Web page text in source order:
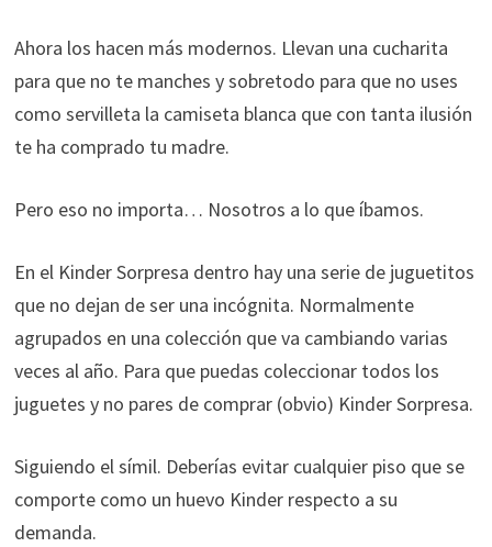
Ahora los hacen más modernos. Llevan una cucharita
para que no te manches y sobretodo para que no uses
como servilleta la camiseta blanca que con tanta ilusión
te ha comprado tu madre.
Pero eso no importa… Nosotros a lo que íbamos.
En el Kinder Sorpresa dentro hay una serie de juguetitos
que no dejan de ser una incógnita. Normalmente
agrupados en una colección que va cambiando varias
veces al año. Para que puedas coleccionar todos los
juguetes y no pares de comprar (obvio) Kinder Sorpresa.
Siguiendo el símil. Deberías evitar cualquier piso que se
comporte como un huevo Kinder respecto a su
demanda.